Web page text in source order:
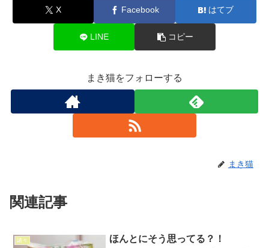
X Facebook はてブ
LINE コピー
まき猫をフォローする
まき猫
関連記事
諸々 ほんとにそう思ってる？！